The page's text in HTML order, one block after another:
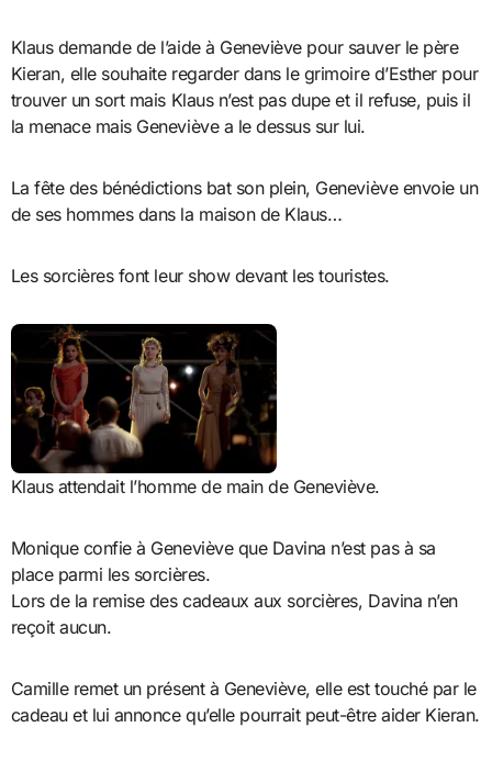
Klaus demande de l’aide à Geneviève pour sauver le père
Kieran, elle souhaite regarder dans le grimoire d’Esther pour
trouver un sort mais Klaus n’est pas dupe et il refuse, puis il
la menace mais Geneviève a le dessus sur lui.
La fête des bénédictions bat son plein, Geneviève envoie un
de ses hommes dans la maison de Klaus…
Les sorcières font leur show devant les touristes.
Klaus attendait l’homme de main de Geneviève.
Monique confie à Geneviève que Davina n’est pas à sa
place parmi les sorcières.
Lors de la remise des cadeaux aux sorcières, Davina n’en
reçoit aucun.
Camille remet un présent à Geneviève, elle est touché par le
cadeau et lui annonce qu’elle pourrait peut-être aider Kieran.